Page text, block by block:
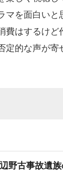
マを面白い
費はするけ
定的な声が寄
辺野古事故遺